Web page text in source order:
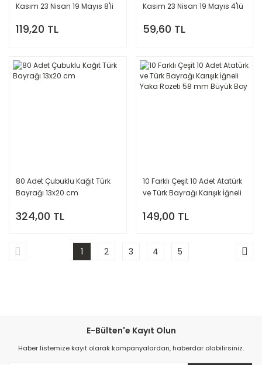
Kasım 23 Nisan 19 Mayıs 8'li
119,20 TL
Kasım 23 Nisan 19 Mayıs 4'lü
59,60 TL
80 Adet Çubuklu Kağıt Türk
Bayrağı 13x20 cm
324,00 TL
10 Farklı Çeşit 10 Adet Atatürk
ve Türk Bayrağı Karışık İğneli
Boy
149,00 TL
1 2 3 4 5
E-Bülten'e Kayıt Olun
Haber listemize kayıt olarak kampanyalardan, haberdar olabilirsiniz.